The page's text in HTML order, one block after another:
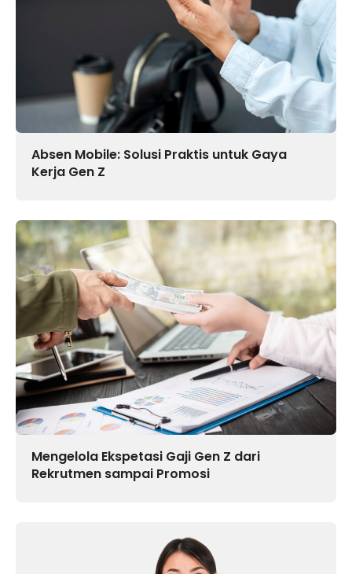
Absen Mobile: Solusi Praktis untuk Gaya
Kerja Gen Z
Mengelola Ekspetasi Gaji Gen Z dari
Rekrutmen sampai Promosi